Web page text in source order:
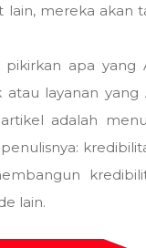
mereka akan
pikirkan apa
layanan
adalah
lain.